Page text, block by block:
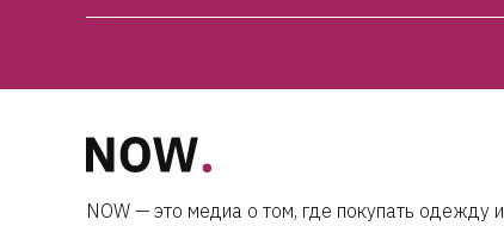
NOW — это медиа о том, где покупать одежду и